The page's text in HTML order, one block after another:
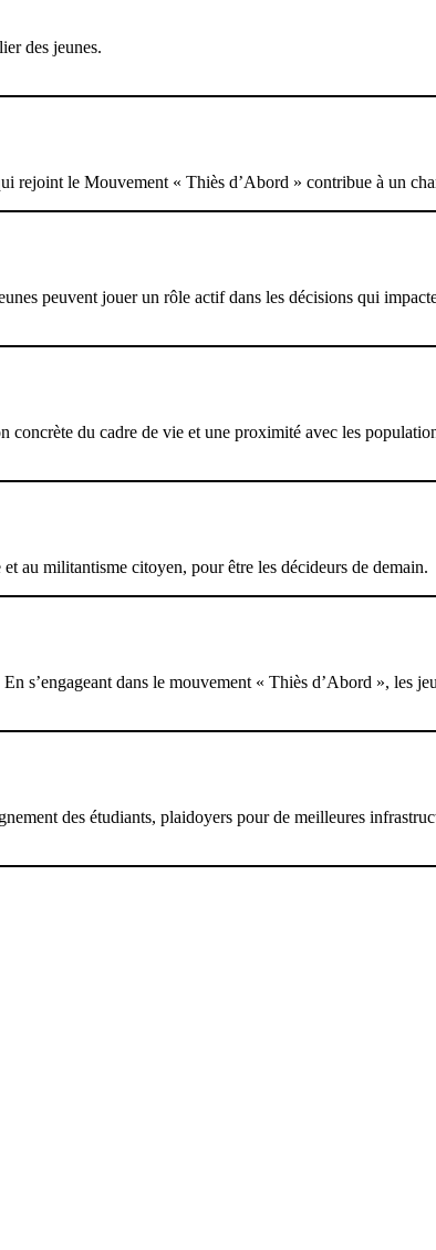
des jeunes.
rejoint le Mouvement « Thiès d’Abord » contribue à un
peuvent jouer un rôle actif dans les décisions qui
du cadre de vie et une proximité avec les
au militantisme citoyen, pour être les décideurs de demain.
s’engageant dans le mouvement « Thiès d’Abord », les
des étudiants, plaidoyers pour de meilleures